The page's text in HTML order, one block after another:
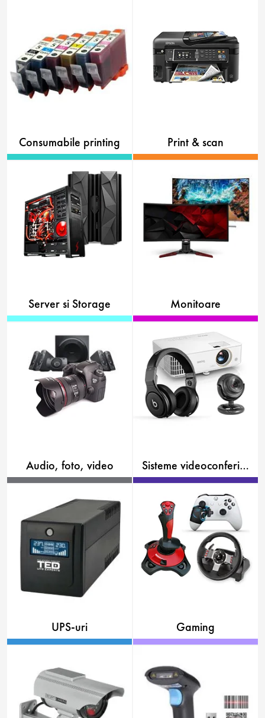
Consumabile printing Print & scan
Server si Storage Monitoare
Audio, foto, video Sisteme videoconferinta
UPS-uri Gaming